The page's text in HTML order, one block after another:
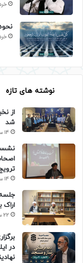
خرداد
خرداد
نوشته های تازه
شد
14 ساعت پیش
14 ساعت پیش
اراک
22 ساعت پیش
در